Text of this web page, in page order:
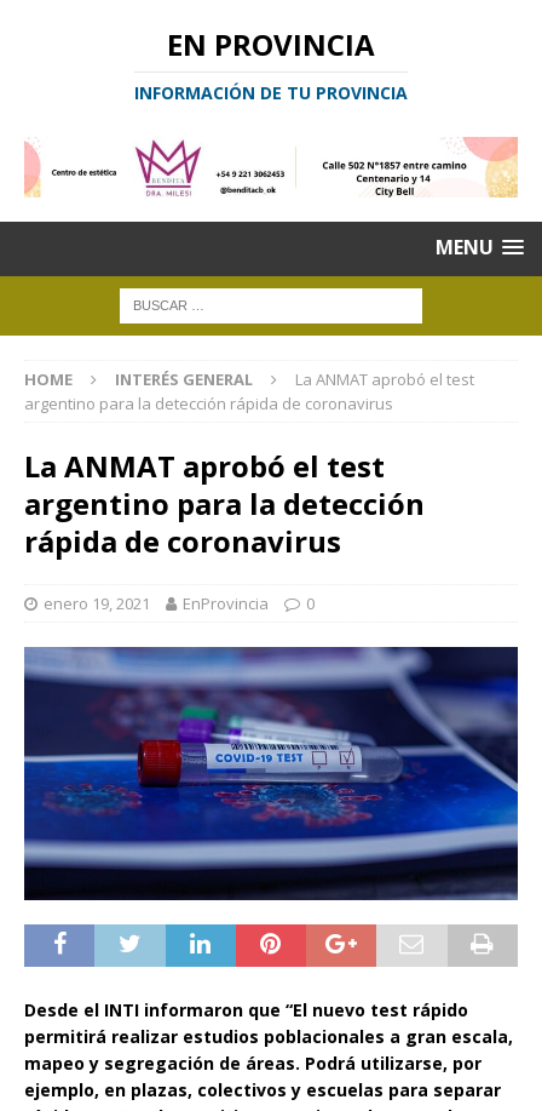
EN PROVINCIA
INFORMACIÓN DE TU PROVINCIA
MENU
HOME INTERÉS GENERAL
La ANMAT aprobó el test
argentino para la detección rápida de coronavirus
La ANMAT aprobó el test
argentino para la detección
rápida de coronavirus
enero 19, 2021 EnProvincia 0
Desde el INTI informaron que “El nuevo test rápido
permitirá realizar estudios poblacionales a gran escala,
mapeo y segregación de áreas. Podrá utilizarse, por
ejemplo, en plazas, colectivos y escuelas para separar